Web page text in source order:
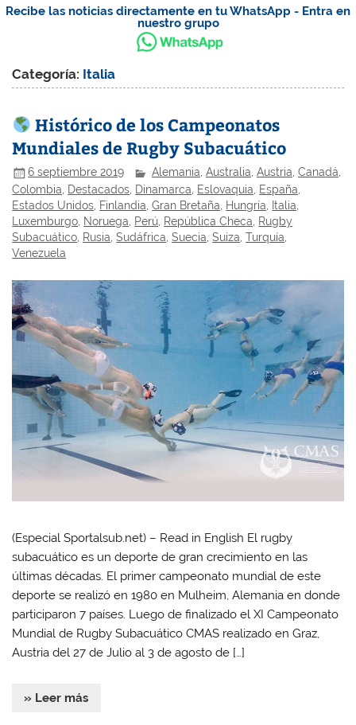
Recibe las noticias directamente en tu WhatsApp - Entra en
nuestro grupo
Categoría: Italia
Histórico de los Campeonatos
Mundiales de Rugby Subacuático
6 septiembre 2019 Alemania,Australia,Austria,Canadá,
Colombia
Destacados Dinamarca Eslovaquia España
Estados Unidos Finlandia ,Gran Bretaña Hungría Italia
Luxemburgo Noruega Perú República Checa
Rugby
Subacuático Rusia ,Sudáfrica ,Suecia ,Suiza ,Turquía
Venezuela
(Especial Sportalsub.net) – Read in English El rugby
subacuático es un deporte de gran crecimiento en las
últimas décadas. El primer campeonato mundial de este
deporte se realizó en 1980 en Mulheim, Alemania en donde
participaron 7 países. Luego de finalizado el XI Campeonato
Mundial de Rugby Subacuático CMAS realizado en Graz,
Austria del 27 de Julio al 3 de agosto de […]
» Leer más